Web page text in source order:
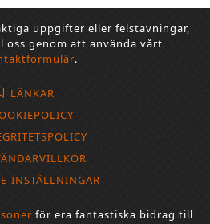
uppgifter eller felstavningar,
oss genom att använda vårt
.
LÄNKAR
INSTÄLLNINGAR
för era fantastiska bidrag till